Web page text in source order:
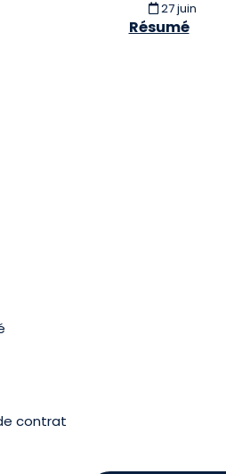
27 juin
Résumé
contrat